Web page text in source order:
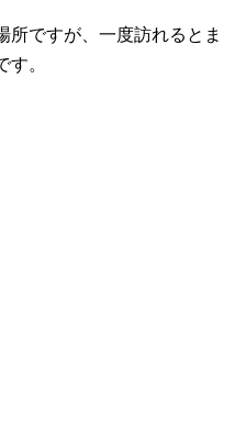
所ですが、一度訪れるとま
。